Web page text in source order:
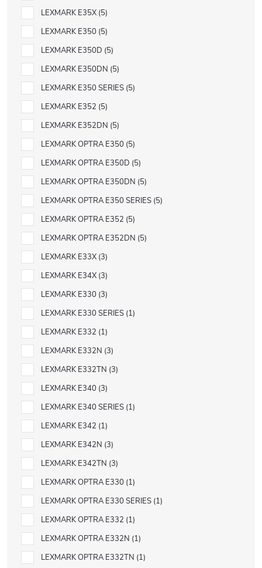
LEXMARK E35X 5
LEXMARK E350 5
LEXMARK E350D 5
LEXMARK E350DN 5
LEXMARK E350 SERIES 5
LEXMARK E352 5
LEXMARK E352DN 5
LEXMARK OPTRA E350 5
LEXMARK OPTRA E350D 5
LEXMARK OPTRA E350DN 5
LEXMARK OPTRA E350 SERIES 5
LEXMARK OPTRA E352 5
LEXMARK OPTRA E352DN 5
LEXMARK E33X 3
LEXMARK E34X 3
LEXMARK E330 3
LEXMARK E330 SERIES 1
LEXMARK E332 1
LEXMARK E332N 3
LEXMARK E332TN 3
LEXMARK E340 3
LEXMARK E340 SERIES 1
LEXMARK E342 1
LEXMARK E342N 3
LEXMARK E342TN 3
LEXMARK OPTRA E330 1
LEXMARK OPTRA E330 SERIES 1
LEXMARK OPTRA E332 1
LEXMARK OPTRA E332N 1
LEXMARK OPTRA E332TN 1